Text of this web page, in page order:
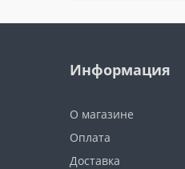
Информация
О магазине
Оплата
Доставка